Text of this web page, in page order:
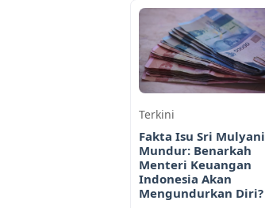
Terkini
Fakta Isu Sri Mulyani
Mundur: Benarkah
Menteri Keuangan
Indonesia Akan
Mengundurkan Diri?